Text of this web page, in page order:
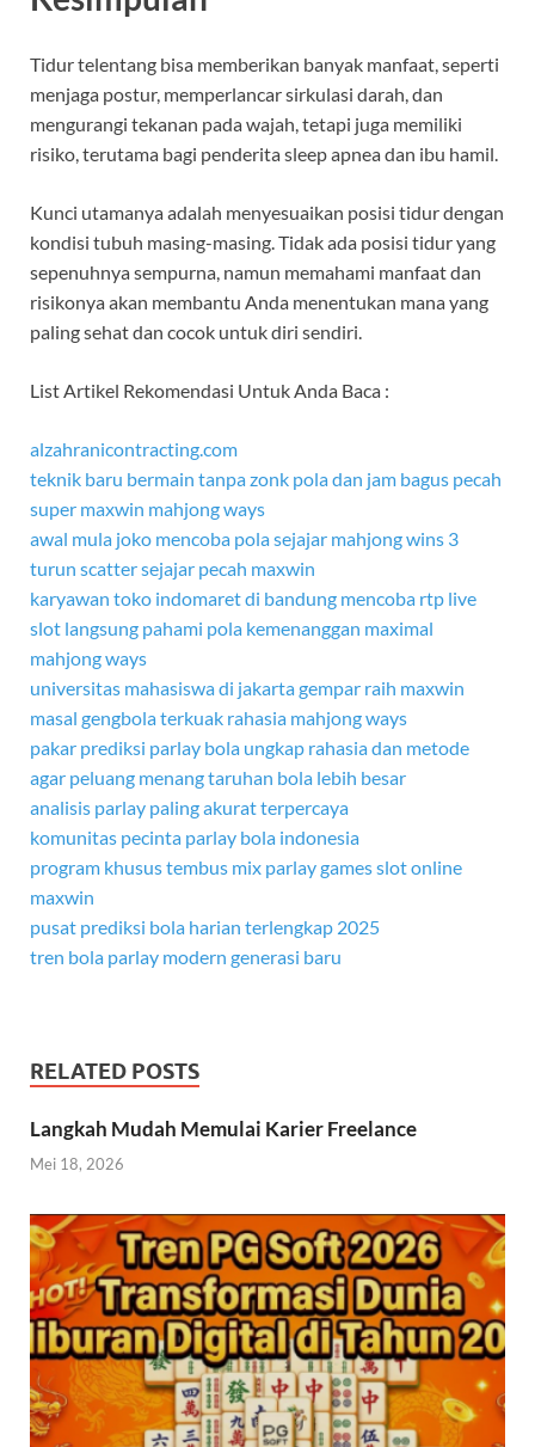
Tidur telentang bisa memberikan banyak manfaat, seperti
menjaga postur, memperlancar sirkulasi darah, dan
mengurangi tekanan pada wajah, tetapi juga memiliki
risiko, terutama bagi penderita sleep apnea dan ibu hamil.
Kunci utamanya adalah menyesuaikan posisi tidur dengan
kondisi tubuh masing-masing. Tidak ada posisi tidur yang
sepenuhnya sempurna, namun memahami manfaat dan
risikonya akan membantu Anda menentukan mana yang
paling sehat dan cocok untuk diri sendiri.
List Artikel Rekomendasi Untuk Anda Baca :
alzahranicontracting.com
teknik baru bermain tanpa zonk pola dan jam bagus pecah
super maxwin mahjong ways
awal mula joko mencoba pola sejajar mahjong wins 3
turun scatter sejajar pecah maxwin
karyawan toko indomaret di bandung mencoba rtp live
slot langsung pahami pola kemenanggan maximal
mahjong ways
universitas mahasiswa di jakarta gempar raih maxwin
masal gengbola terkuak rahasia mahjong ways
pakar prediksi parlay bola ungkap rahasia dan metode
agar peluang menang taruhan bola lebih besar
analisis parlay paling akurat terpercaya
komunitas pecinta parlay bola indonesia
program khusus tembus mix parlay games slot online
maxwin
pusat prediksi bola harian terlengkap 2025
tren bola parlay modern generasi baru
RELATED POSTS
Langkah Mudah Memulai Karier Freelance
Mei 18, 2026